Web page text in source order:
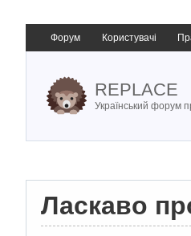
Форум Користувачі
REPLACE
Український форум
Ласкаво